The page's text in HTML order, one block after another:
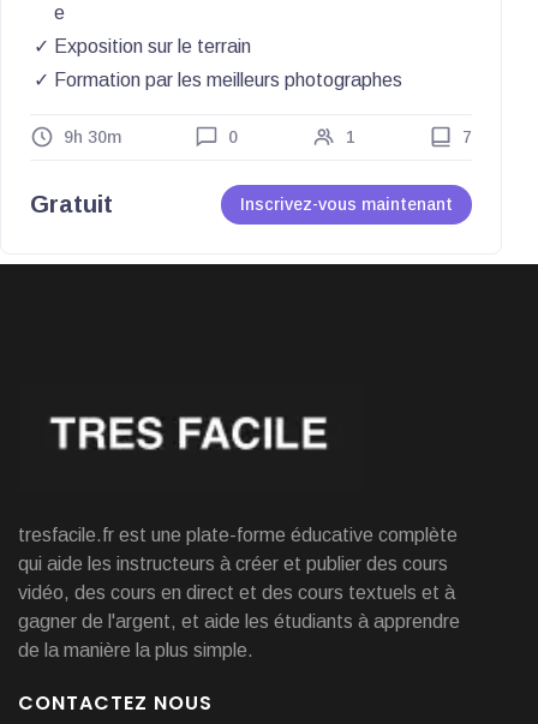
e
Exposition sur le terrain
Formation par les meilleurs photographes
9h 30m 0 1 7
Gratuit Inscrivez-vous maintenant
tresfacile.fr est une plate-forme éducative complète
qui aide les instructeurs à créer et publier des cours
vidéo, des cours en direct et des cours textuels et à
gagner de l'argent, et aide les étudiants à apprendre
de la manière la plus simple.
CONTACTEZ NOUS